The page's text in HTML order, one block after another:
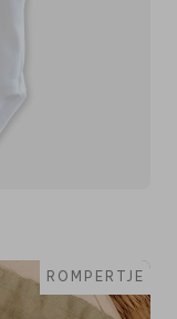
ROMPERTJE